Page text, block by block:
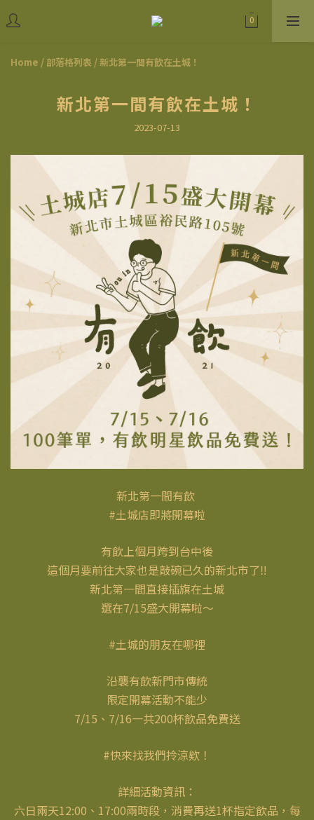
Home / 部落格列表 /新北第一間有飲在土城！
新北第一間有飲在土城！
2023-07-13
新北第一間有飲
#土城店即將開幕啦
有飲上個月跨到台中後
這個月要前往大家也是敲碗已久的新北市了‼️
新北第一間直接插旗在土城
選在7/15盛大開幕啦～
#土城的朋友在哪裡
沿襲有飲新門市傳統
限定開幕活動不能少
7/15、7/16一共200杯飲品免費送
#快來找我們拎涼欸！
詳細活動資訊：
六日兩天12:00、17:00兩時段，消費再送1杯指定飲品，每